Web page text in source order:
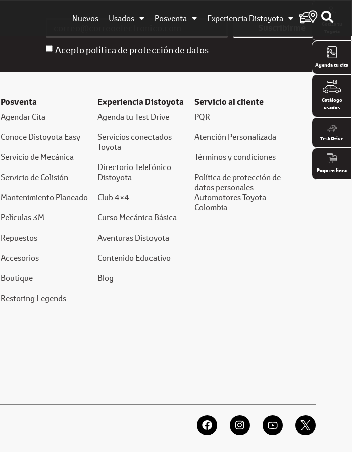
Nuevos Usados Posventa Experiencia Distoyota
Acepto política de protección de datos
Suscribirme
Posventa
Agendar Cita
Conoce Distoyota Easy
Servicio de Mecánica
Servicio de Colisión
Mantenimiento Planeado
Películas 3M
Repuestos
Accesorios
Boutique
Restoring Legends
Experiencia Distoyota
Agenda tu Test Drive
Servicios conectados
Toyota
Directorio Telefónico
Distoyota
Club 4×4
Curso Mecánica Básica
Aventuras Distoyota
Contenido Educativo
Blog
Servicio al cliente
PQR
Atención Personalizada
Términos y condiciones
Política de protección de
datos personales
Automotores Toyota
Colombia
Cotiza tu
Agenda tu cita
Catálogo
usados
Test Drive
Pago en línea